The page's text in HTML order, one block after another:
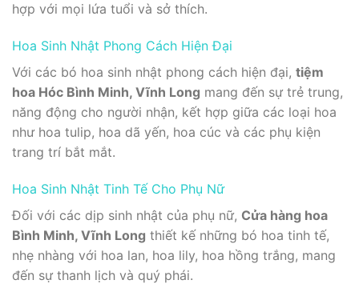
hợp với mọi lứa tuổi và sở thích.
Hoa Sinh Nhật Phong Cách Hiện Đại
Với các bó hoa sinh nhật phong cách hiện đại, tiệm
hoa Hóc Bình Minh, Vĩnh Long mang đến sự trẻ trung,
năng động cho người nhận, kết hợp giữa các loại hoa
như hoa tulip, hoa dã yến, hoa cúc và các phụ kiện
trang trí bắt mắt.
Hoa Sinh Nhật Tinh Tế Cho Phụ Nữ
Đối với các dịp sinh nhật của phụ nữ, Cửa hàng hoa
Bình Minh, Vĩnh Long thiết kế những bó hoa tinh tế,
nhẹ nhàng với hoa lan, hoa lily, hoa hồng trắng, mang
đến sự thanh lịch và quý phái.